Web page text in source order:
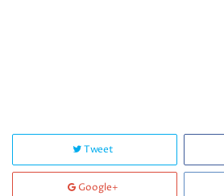
Tweet
Google+